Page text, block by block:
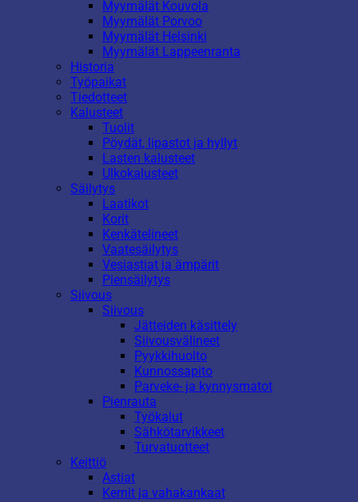
Myymälät Kouvola
Myymälät Porvoo
Myymälät Helsinki
Myymälät Lappeenranta
Historia
Työpaikat
Tiedotteet
Kalusteet
Tuolit
Pöydät, lipastot ja hyllyt
Lasten kalusteet
Ulkokalusteet
Säilytys
Laatikot
Korit
Kenkätelineet
Vaatesäilytys
Vesiastiat ja ämpärit
Piensäilytys
Siivous
Siivous
Jätteiden käsittely
Siivousvälineet
Pyykkihuolto
Kunnossapito
Parveke- ja kynnysmatot
Pienrauta
Työkalut
Sähkötarvikkeet
Turvatuotteet
Keittiö
Astiat
Kernit ja vahakankaat